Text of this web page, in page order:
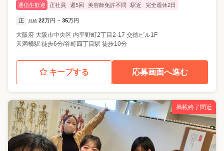
通信生歓迎 正社員 週5回 美容師免許不問 駅近 完全週休2日
正 月給 22万円 ~ 35万円
大阪府 大阪市中央区 内平野町2丁目2-17 交徳ビル1F
天満橋駅 徒歩6分/谷町四丁目駅 徒歩10分
キープする 応募画面へ進む
掲載終了間近